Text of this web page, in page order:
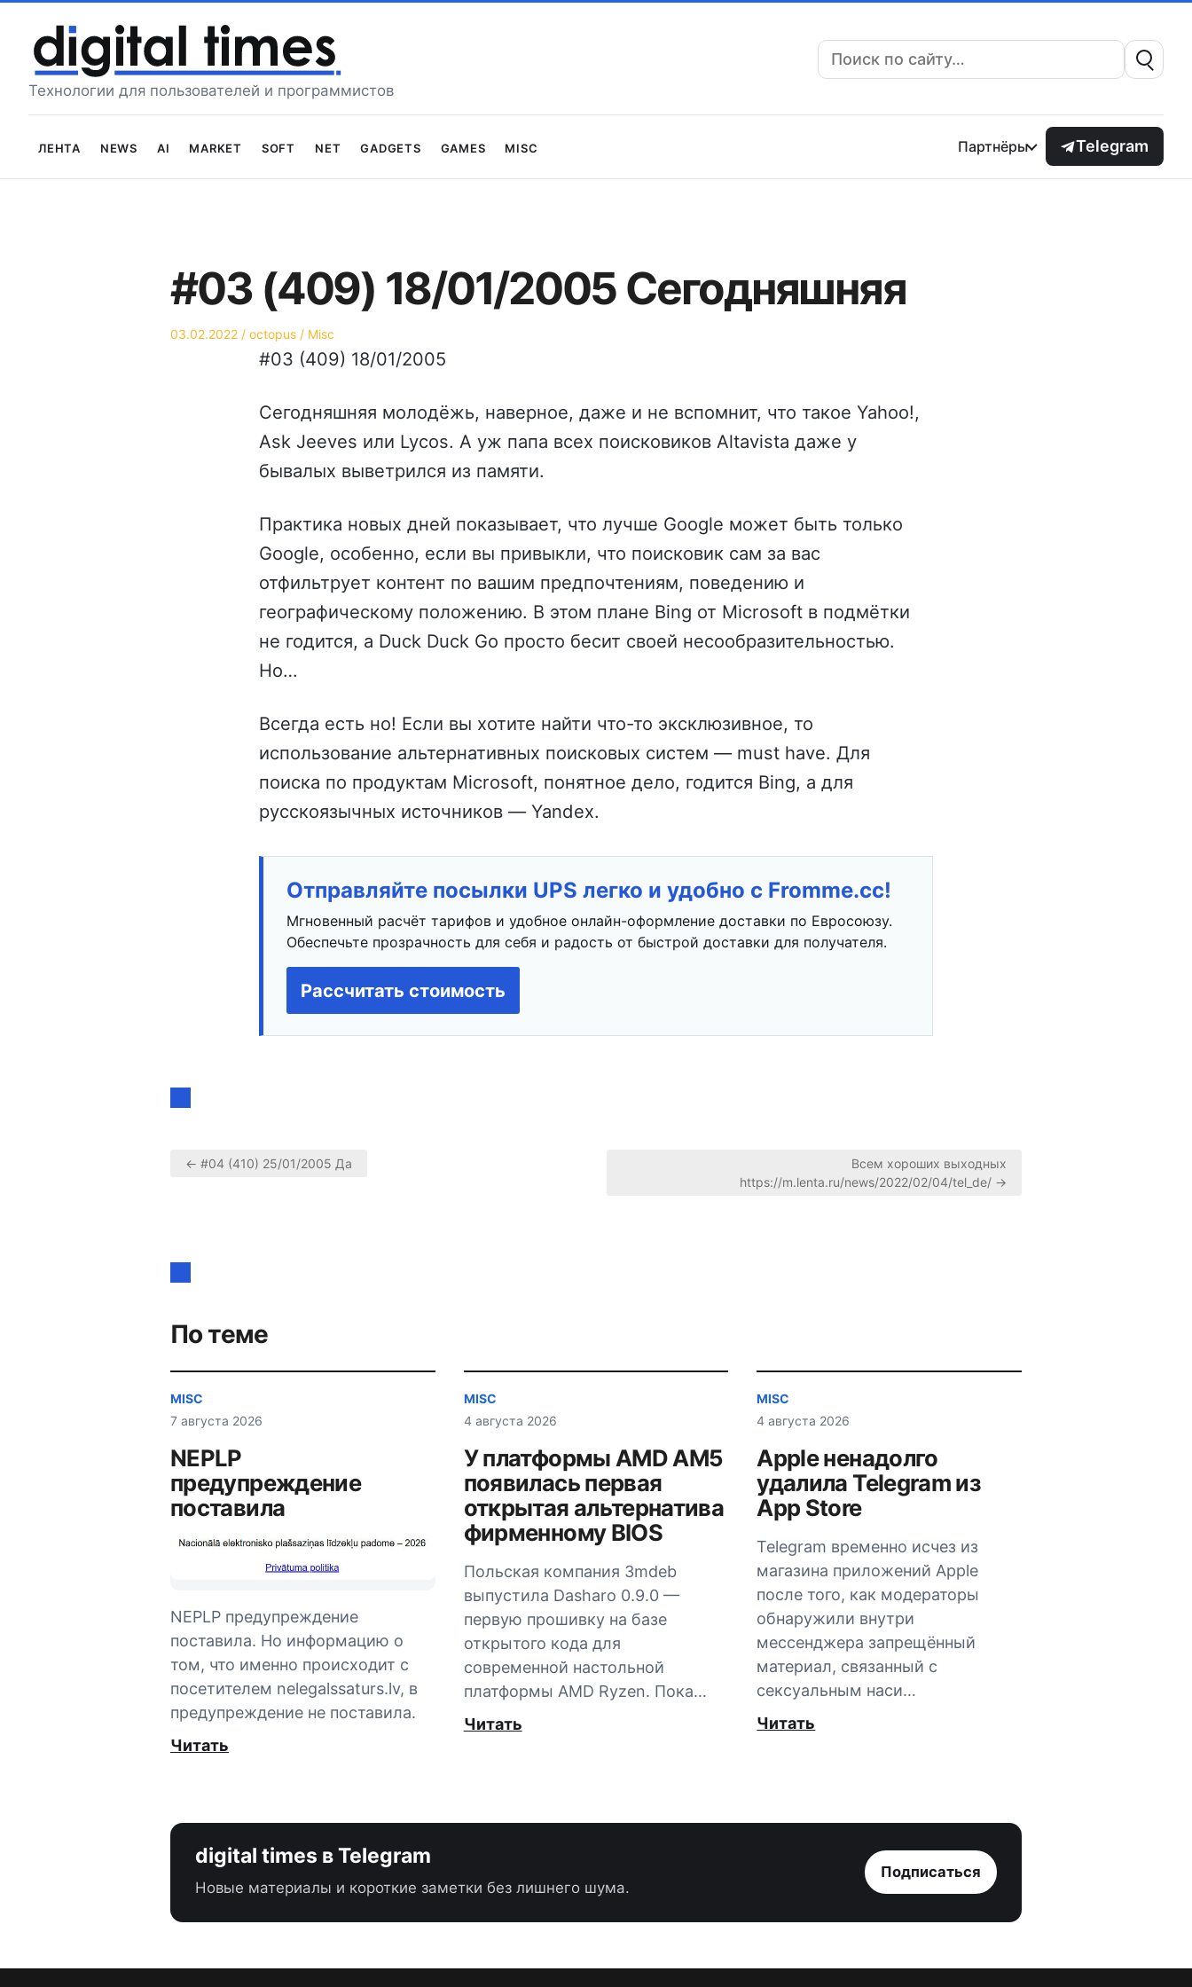
содержимому
Технологии для пользователей и программистов
Поиск:
Лента News AI Market Soft Net Gadgets Games Misc Партнёры Telegram
#03 (409) 18/01/2005 Сегодняшняя
Опубликовано
03.02.2022 Автор
octopus
Опубликовано
в
Misc
#03 (409) 18/01/2005
Сегодняшняя молодёжь, наверное, даже и не вспомнит, что такое Yahoo!,
Ask Jeeves или Lycos. А уж папа всех поисковиков Altavista даже у
бывалых выветрился из памяти.
Практика новых дней показывает, что лучше Google может быть только
Google, особенно, если вы привыкли, что поисковик сам за вас
отфильтрует контент по вашим предпочтениям, поведению и
географическому положению. В этом плане Bing от Microsoft в подмётки
не годится, а Duck Duck Go просто бесит своей несообразительностью.
Но…
Всегда есть но! Если вы хотите найти что-то эксклюзивное, то
использование альтернативных поисковых систем — must have. Для
поиска по продуктам Microsoft, понятное дело, годится Bing, а для
русскоязычных источников — Yandex.
Отправляйте посылки UPS легко и удобно с Fromme.cc!
Мгновенный расчёт тарифов и удобное онлайн-оформление доставки по Евросоюзу.
Обеспечьте прозрачность для себя и радость от быстрой доставки для получателя.
Рассчитать стоимость
по
← #04 (410) 25/01/2005 Да
Всем хороших выходных
https://m.lenta.ru/news/2022/02/04/tel_de/ →
По теме
MISC
7 августа 2026
NEPLP
предупреждение
поставила
NEPLP предупреждение
поставила. Но информацию о
том, что именно происходит с
посетителем nelegalssaturs.lv, в
предупреждение не поставила.
Читать
MISC
4 августа 2026
У платформы AMD AM5
появилась первая
открытая альтернатива
фирменному BIOS
Польская компания 3mdeb
выпустила Dasharo 0.9.0 —
первую прошивку на базе
открытого кода для
современной настольной
платформы AMD Ryzen. Пока…
Читать
MISC
4 августа 2026
Apple ненадолго
удалила Telegram из
App Store
Telegram временно исчез из
магазина приложений Apple
после того, как модераторы
обнаружили внутри
мессенджера запрещённый
материал, связанный с
сексуальным наси…
Читать
digital times в Telegram
Новые материалы и короткие заметки без лишнего шума.
Подписаться